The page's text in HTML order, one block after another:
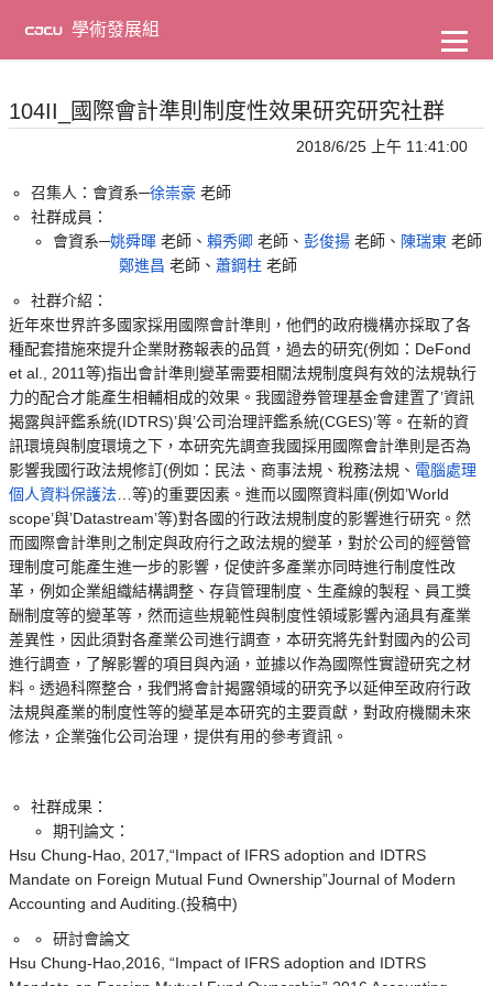
主
學術發展組
104II_國際會計準則制度性效果研究研究社群
2018/6/25 上午 11:41:00
召集人：會資系─徐崇豪 老師
社群成員：
會資系─姚舜暉 老師、賴秀卿 老師、彭俊揚 老師、 陳瑞東 老師
鄭進昌 老師、蕭鋼柱 老師
社群介紹：
近年來世界許多國家採用國際會計準則，他們的政府機構亦採取了各
種配套措施來提升企業財務報表的品質，過去的研究(例如：DeFond
et al., 2011等)指出會計準則變革需要相關法規制度與有效的法規執行
力的配合才能產生相輔相成的效果。我國證券管理基金會建置了’資訊
揭露與評鑑系統(IDTRS)’與’公司治理評鑑系統(CGES)’等。在新的資
訊環境與制度環境之下，本研究先調查我國採用國際會計準則是否為
影響我國行政法規修訂(例如：民法、商事法規、稅務法規、 電腦處理
個人資料保護法 …等)的重要因素。進而以國際資料庫(例如’World
scope’與’Datastream’等)對各國的行政法規制度的影響進行研究。然
而國際會計準則之制定與政府行之政法規的變革，對於公司的經營管
理制度可能產生進一步的影響，促使許多產業亦同時進行制度性改
革，例如企業組織結構調整、存貨管理制度、生產線的製程、員工獎
酬制度等的變革等，然而這些規範性與制度性領域影響內涵具有產業
差異性，因此須對各產業公司進行調查，本研究將先針對國內的公司
進行調查，了解影響的項目與內涵，並據以作為國際性實證研究之材
料。透過科際整合，我們將會計揭露領域的研究予以延伸至政府行政
法規與產業的制度性等的變革是本研究的主要貢獻，對政府機關未來
修法，企業強化公司治理，提供有用的參考資訊。
社群成果：
期刊論文：
Hsu Chung-Hao, 2017,“Impact of IFRS adoption and IDTRS
Mandate on Foreign Mutual Fund Ownership”Journal of Modern
Accounting and Auditing.(投稿中)
研討會論文
Hsu Chung-Hao,2016, “Impact of IFRS adoption and IDTRS